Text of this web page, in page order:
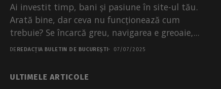
Ai investit timp, bani și pasiune în site-ul tău.
Arată bine, dar ceva nu funcționează cum
trebuie? Se încarcă greu, navigarea e greoaie,...
DE REDACȚIA BULETIN DE BUCUREȘTI 07/07/2025
ULTIMELE ARTICOLE